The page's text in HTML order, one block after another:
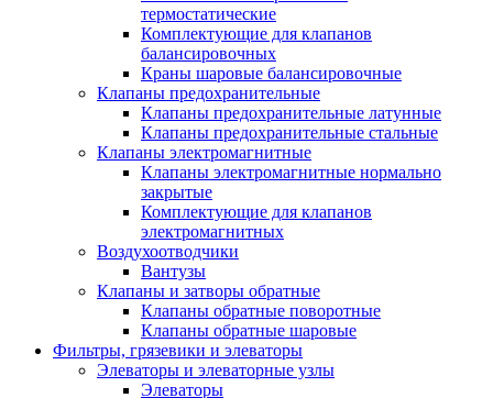
термостатические
Комплектующие для клапанов
балансировочных
Краны шаровые балансировочные
Клапаны предохранительные
Клапаны предохранительные латунные
Клапаны предохранительные стальные
Клапаны электромагнитные
Клапаны электромагнитные нормально
закрытые
Комплектующие для клапанов
электромагнитных
Воздухоотводчики
Вантузы
Клапаны и затворы обратные
Клапаны обратные поворотные
Клапаны обратные шаровые
Фильтры, грязевики и элеваторы
Элеваторы и элеваторные узлы
Элеваторы